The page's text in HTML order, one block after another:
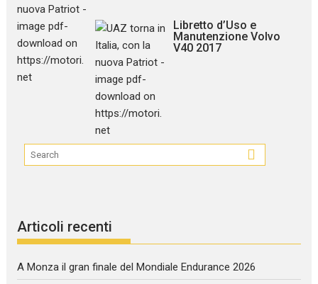
Libretto d’Uso e
Manutenzione Volvo
V40 2017
Articoli recenti
A Monza il gran finale del Mondiale Endurance 2026